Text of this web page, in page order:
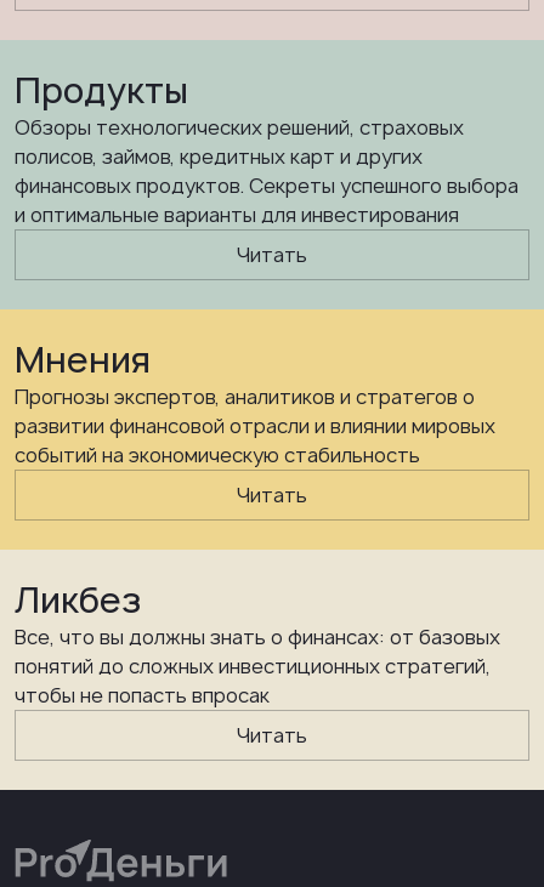
Продукты
Обзоры технологических решений, страховых
полисов, займов, кредитных карт и других
финансовых продуктов. Секреты успешного выбора
и оптимальные варианты для инвестирования
Читать
Мнения
Прогнозы экспертов, аналитиков и стратегов о
развитии финансовой отрасли и влиянии мировых
событий на экономическую стабильность
Читать
Ликбез
Все, что вы должны знать о финансах: от базовых
понятий до сложных инвестиционных стратегий,
чтобы не попасть впросак
Читать